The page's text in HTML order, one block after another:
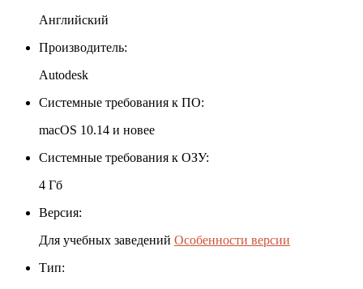
Английский
Производитель:
Autodesk
Системные требования к ПО:
macOS 10.14 и новее
Системные требования к ОЗУ:
4 Гб
Версия:
Для учебных заведений Особенности версии
Тип: